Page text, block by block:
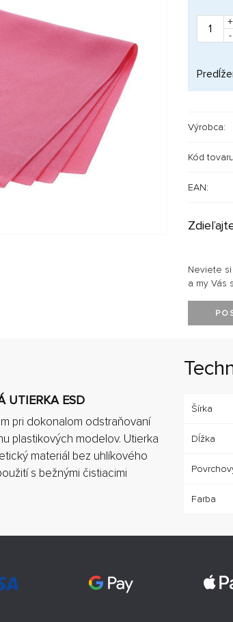
+
-
Výrobca:
Kód
EAN:
Neviete
a my Vás
UTIERKA ESD
pri dokonalom odstraňovaní
plastikových modelov. Utierka
materiál bez uhlíkového
s bežnými čistiacimi
Šírka
Dĺžka
Farba